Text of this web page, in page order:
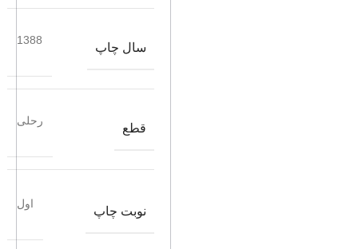
سال چاپ
1388
قطع
رحلی
نوبت چاپ
اول